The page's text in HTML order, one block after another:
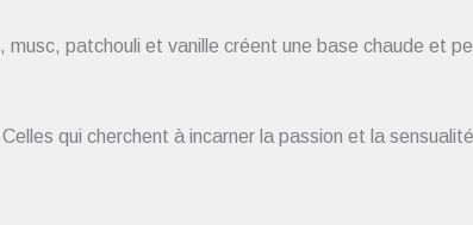
patchouli et vanille créent une base chaude et
qui cherchent à incarner la passion et la